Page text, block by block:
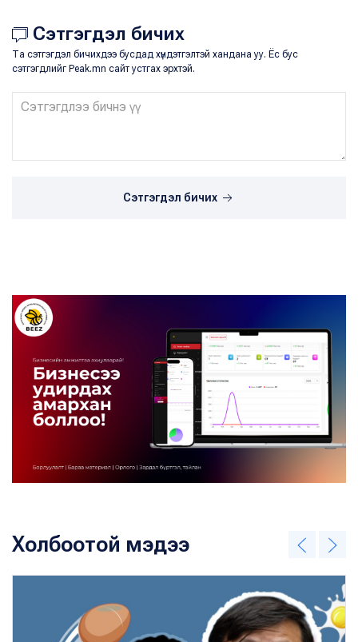
Сэтгэгдэл бичих
Та сэтгэгдэл бичихдээ бусдад хүндэтгэлтэй хандана уу. Ёс бус
сэтгэгдлийг Peak.mn сайт устгах эрхтэй.
Сэтгэгдэл бичих
Холбоотой мэдээ